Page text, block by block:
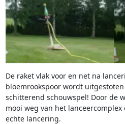
De raket vlak voor en net na
bloemrookspoor wordt
schitterend schouwspel! Door de
mooi weg van het
echte lancering.